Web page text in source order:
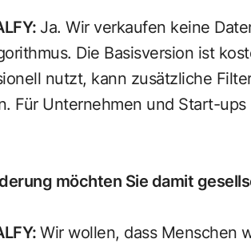
: Ja. Wir verkaufen keine
Die Basisversion ist
nutzt, kann zusätzliche
Für Unternehmen und Start-
möchten Sie damit
: Wir wollen, dass Menschen